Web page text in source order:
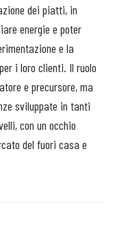
dei piatti, in
energie e poter
e la
i loro clienti. Il ruolo
e precursore, ma
sviluppate in tanti
con un occhio
del fuori casa e